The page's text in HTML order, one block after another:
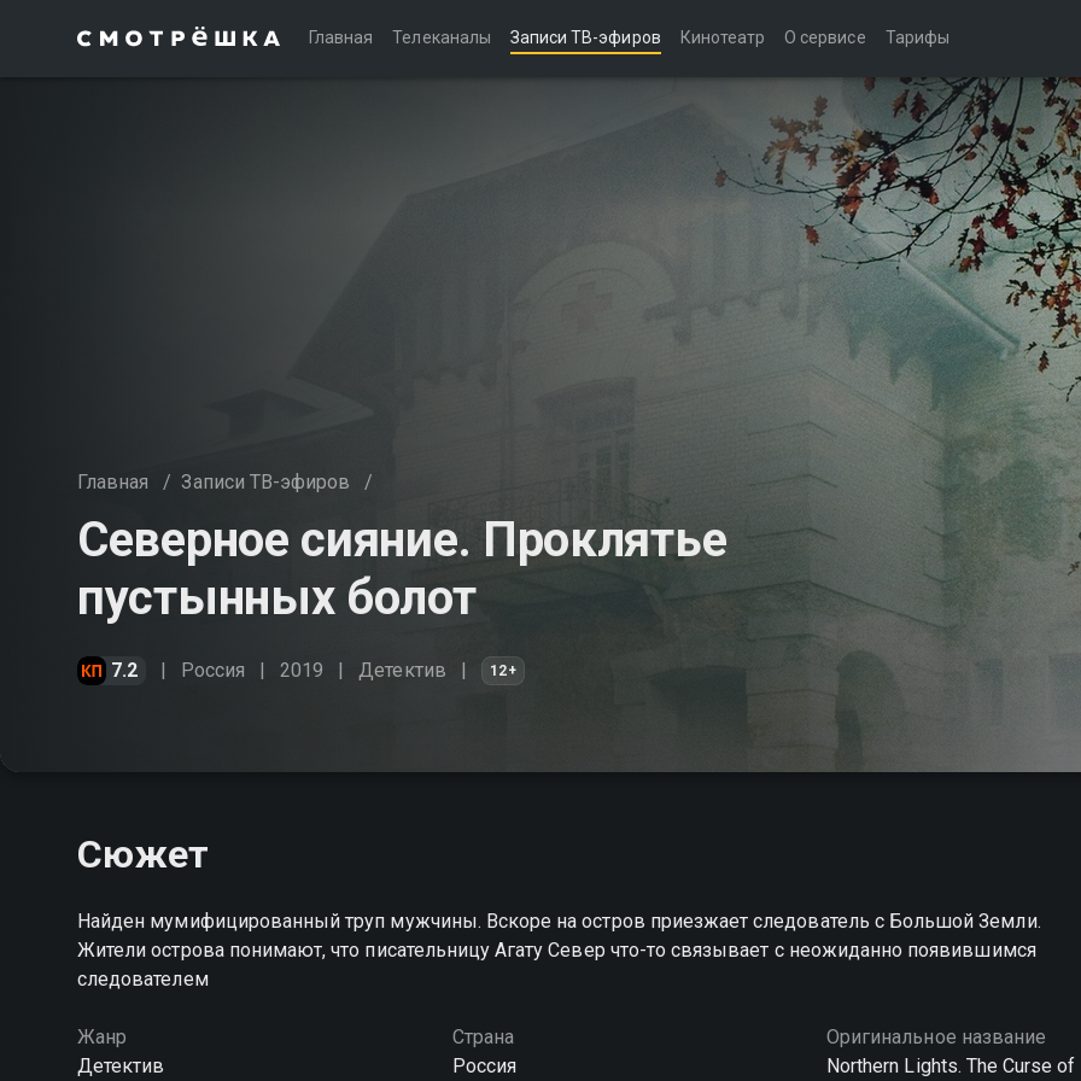
Главная Телеканалы Записи ТВ-эфиров Кинотеатр О сервисе Тарифы
Главная / Записи ТВ-эфиров /
Северное сияние. Проклятье
пустынных болот
7.2 Россия 2019 Детектив 12+
Сюжет
Найден мумифицированный труп мужчины. Вскоре на остров приезжает следователь с Большой Земли.
Жители острова понимают, что писательницу Агату Север что-то связывает с неожиданно появившимся
следователем
Жанр
Детектив
Страна
Россия
Оригинальное название
Northern Lights. The Curse of